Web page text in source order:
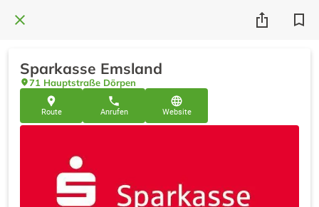
Sparkasse Emsland
71 Hauptstraße Dörpen
Route Anrufen Website